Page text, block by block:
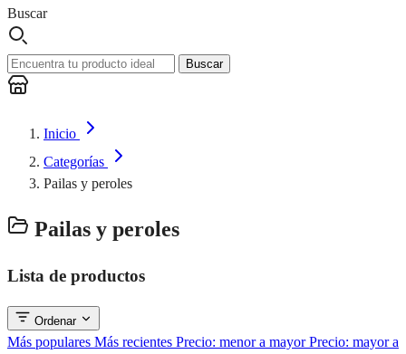
Buscar
Buscar
Inicio
Categorías
Pailas y peroles
Pailas y peroles
Lista de productos
Ordenar
Más populares Más recientes Precio: menor a mayorPrecio: mayor a